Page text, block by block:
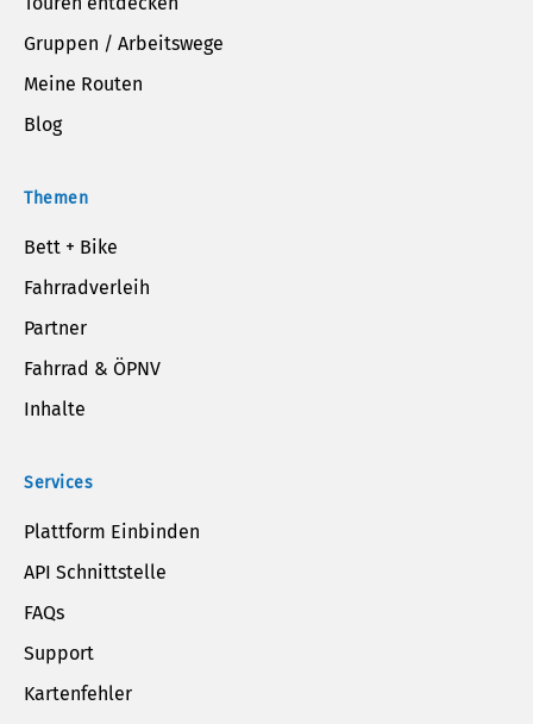
Gruppen / Arbeitswege
Meine Routen
Blog
Themen
Bett + Bike
Fahrradverleih
Partner
Fahrrad & ÖPNV
Inhalte
Services
Plattform Einbinden
API Schnittstelle
FAQs
Support
Kartenfehler